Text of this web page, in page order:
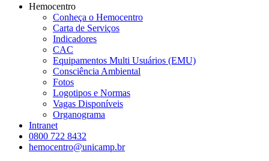
Hemocentro
Conheça o Hemocentro
Carta de Serviços
Indicadores
CAC
Equipamentos Multi Usuários (EMU)
Consciência Ambiental
Fotos
Logotipos e Normas
Vagas Disponíveis
Organograma
Intranet
0800 722 8432
hemocentro@unicamp.br